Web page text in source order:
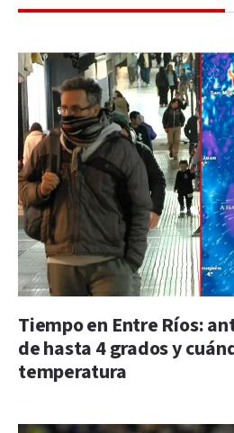
Tiempo en Entre Ríos:
de hasta 4 grados y
temperatura